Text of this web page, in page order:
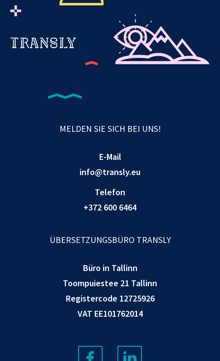
MELDEN SIE SICH BEI UNS!
E-Mail
info@transly.eu
Telefon
+372 600 6464
ÜBERSETZUNGSBÜRO TRANSLY
Büro in Tallinn
Toompuiestee 21 Tallinn
Registercode 12725926
VAT EE101762014